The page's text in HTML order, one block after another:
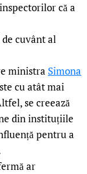
că a
cuvânt al
ministra Simona
cu atât mai
se creează
din instituțiile
pentru a
ar